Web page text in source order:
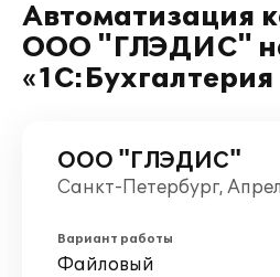
Автоматизация
ООО "ГЛЭДИС"
«1С:Бухгалтерия
ООО "ГЛЭДИС"
Санкт-Петербург,
Вариант работы
Файловый